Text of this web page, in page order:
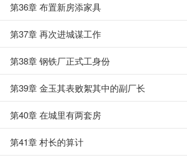
第36章 布置新房添家具
第37章 再次进城谋工作
第38章 钢铁厂正式工身份
第39章 金玉其表败絮其中的副厂长
第40章 在城里有两套房
第41章 村长的算计